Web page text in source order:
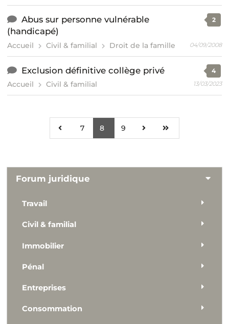
Abus sur personne vulnérable
(handicapé)
Accueil Civil & familial Droit de la famille
2
04/09/2008
Exclusion définitive collège privé
Accueil Civil & familial
4
13/03/2023
7 8 9
Forum juridique
Travail
Civil & familial
Immobilier
Pénal
Entreprises
Consommation